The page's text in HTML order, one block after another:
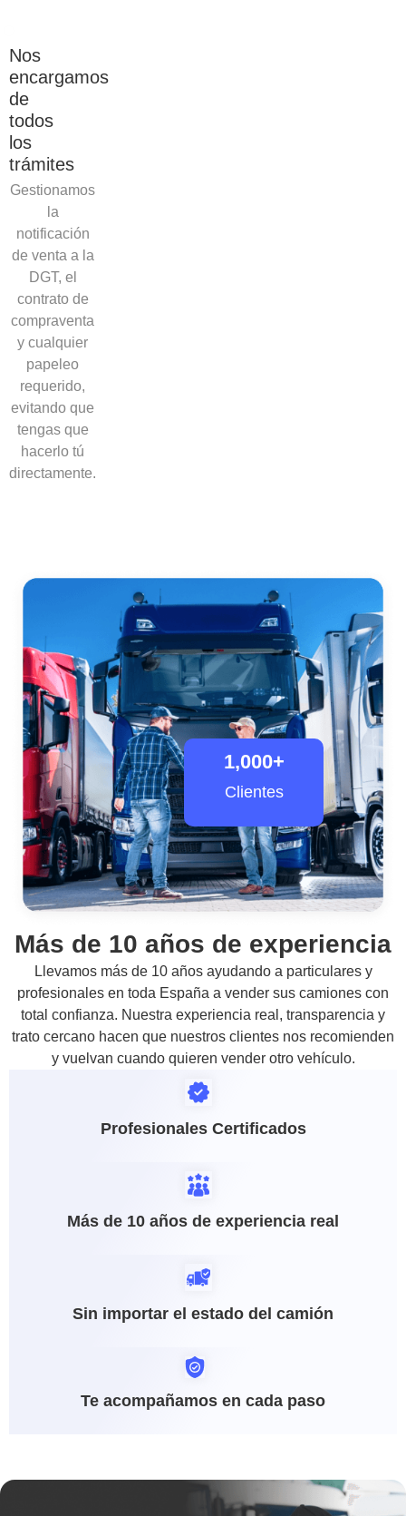
Nos
encargamos
de
todos
los
trámites
Gestionamos
la
notificación
de venta a la
DGT, el
contrato de
compraventa
y cualquier
papeleo
requerido,
evitando que
tengas que
hacerlo tú
directamente.
Clientes
1,000+
Más de 10 años de experiencia
Llevamos más de 10 años ayudando a particulares y
profesionales en toda España a vender sus camiones con
total confianza. Nuestra experiencia real, transparencia y
trato cercano hacen que nuestros clientes nos recomienden
y vuelvan cuando quieren vender otro vehículo.
Profesionales Certificados
Más de 10 años de experiencia real
Sin importar el estado del camión
Te acompañamos en cada paso